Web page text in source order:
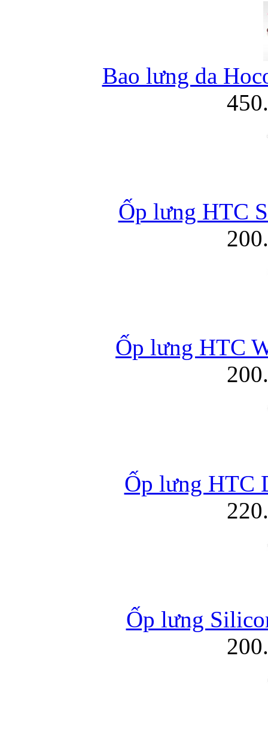
Bao lưng da
Ốp lưng HTC
Ốp lưng HTC
Ốp lưng HTC
Ốp lưng